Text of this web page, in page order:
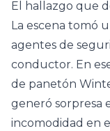
El hallazgo que
La escena tomó
agentes de
conductor. En
de panetón
generó sorpresa
incomodidad en